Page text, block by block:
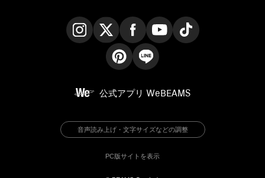
公式アプリ WeBEAMS
音声読み上げ・文字サイズなどの調整
PC版サイトを表示